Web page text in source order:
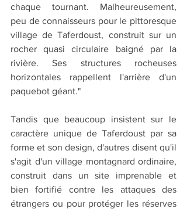
chaque tournant. Malheureusement,
peu de connaisseurs pour le pittoresque
village de Taferdoust, construit sur un
rocher quasi circulaire baigné par la
rivière. Ses structures rocheuses
horizontales rappellent l'arrière d'un
paquebot géant."
Tandis que beaucoup insistent sur le
caractère unique de Taferdoust par sa
forme et son design, d'autres disent qu'il
s'agit d'un village montagnard ordinaire,
construit dans un site imprenable et
bien fortifié contre les attaques des
étrangers ou pour protéger les réserves